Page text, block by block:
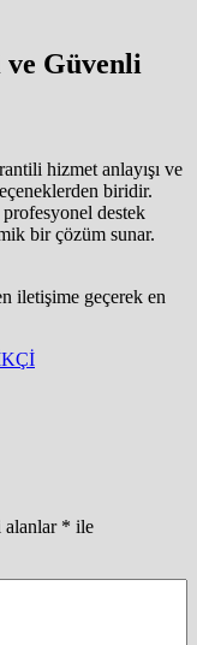
Güvenli
hizmet anlayışı ve
biridir.
destek
bir çözüm sunar.
iletişime geçerek en
alanlar * ile